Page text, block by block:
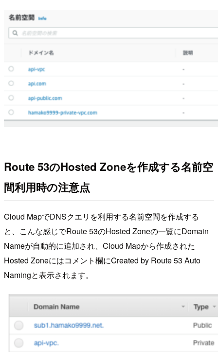
Route 53のHosted Zoneを作成する名前空
間利用時の注意点
Cloud MapでDNSクエリを利用する名前空間を作成する
と、こんな感じでRoute 53のHosted Zoneの一覧にDomain
Nameが自動的に追加され、Cloud Mapから作成された
Hosted Zoneにはコメント欄にCreated by Route 53 Auto
Namingと表示されます。